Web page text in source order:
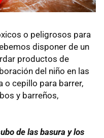
o peligrosos para
disponer de un
productos de
del niño en las
o cepillo para barrer,
y barreños,
de las basura y los